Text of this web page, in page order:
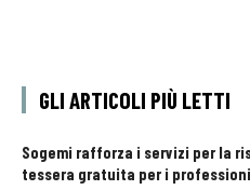
GLI ARTICOLI PIÙ LETTI
Sogemi rafforza i servizi per la
tessera gratuita per i